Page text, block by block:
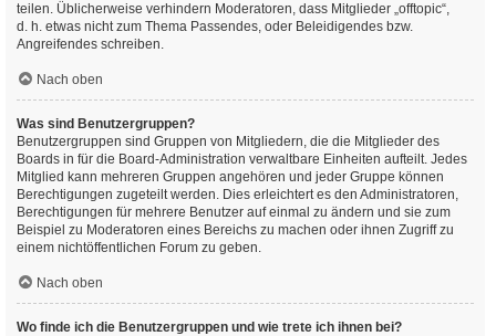
teilen. Üblicherweise verhindern Moderatoren, dass Mitglieder „offtopic“,
d. h. etwas nicht zum Thema Passendes, oder Beleidigendes bzw.
Angreifendes schreiben.
Nach oben
Was sind Benutzergruppen?
Benutzergruppen sind Gruppen von Mitgliedern, die die Mitglieder des
Boards in für die Board-Administration verwaltbare Einheiten aufteilt. Jedes
Mitglied kann mehreren Gruppen angehören und jeder Gruppe können
Berechtigungen zugeteilt werden. Dies erleichtert es den Administratoren,
Berechtigungen für mehrere Benutzer auf einmal zu ändern und sie zum
Beispiel zu Moderatoren eines Bereichs zu machen oder ihnen Zugriff zu
einem nichtöffentlichen Forum zu geben.
Nach oben
Wo finde ich die Benutzergruppen und wie trete ich ihnen bei?